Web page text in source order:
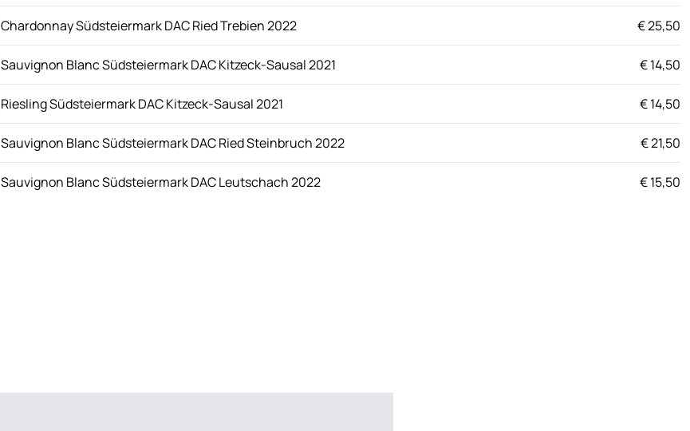
Chardonnay Südsteiermark DAC Ried Trebien 2022 € 25,50
Sauvignon Blanc Südsteiermark DAC Kitzeck-Sausal 2021 € 14,50
Riesling Südsteiermark DAC Kitzeck-Sausal 2021 € 14,50
Sauvignon Blanc Südsteiermark DAC Ried Steinbruch 2022 € 21,50
Sauvignon Blanc Südsteiermark DAC Leutschach 2022 € 15,50